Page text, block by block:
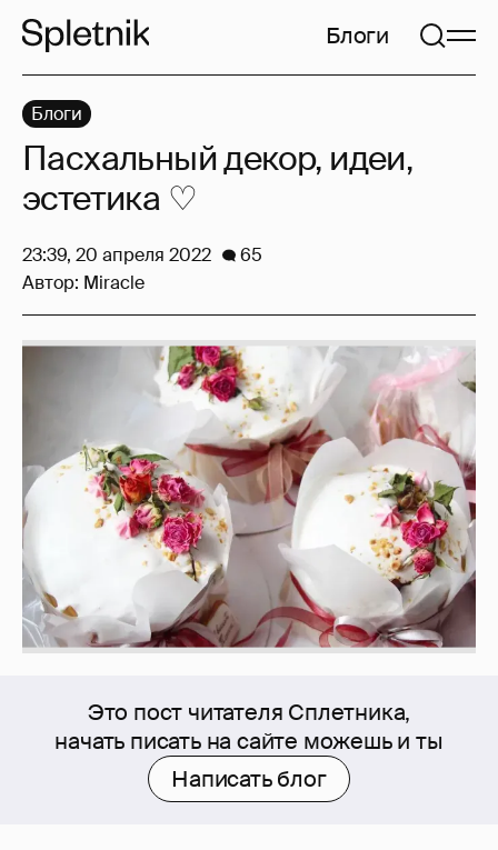
Блоги
Это пост читателя Сплетника,
начать писать на сайте можешь и ты
Написать блог
Блоги
Пасхальный декор, идеи,
эстетика ♡
23:39, 20 апреля 2022
65
Автор: Miracle